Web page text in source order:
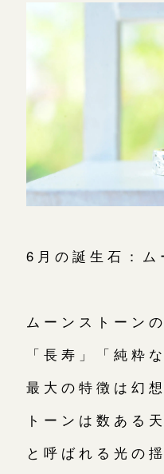
6月の誕生石：ム
ムーンストーン
「長寿」「純粋
最大の特徴は幻
トーンは数ある
と呼ばれる光の